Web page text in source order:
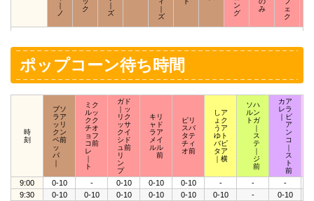
ノ
ク
ズ
ズ
ン
グ
み
ェ
ク
ポップコーン待ち時間
時
刻
ブソ
ラア
ッリ
クン
ペ前
ッ
パ
｜
ミク
ルッ
クク
チオ
ョフ
コ前
レ
｜
ト
ガド
｜ッ
リク
ッサ
クイ
シド
ュ前
リ
ン
プ
キリ
ャド
ラア
メイ
ルル
前
ピリ
スバ
タテ
チィ
オ前
しア
ょク
うア
ゆト
バピ
タア
｜横
ソハ
ルン
トガ
｜
ス
テ
｜
ジ
前
カア
レラ
｜ビ
ア
ン
コ
｜
ス
ト
前
9:00 0-10 - 0-10 0-10 0-10 - - -
9:30
0-10 0-10 0-10 0-10 0-10 0-10 - 0-10